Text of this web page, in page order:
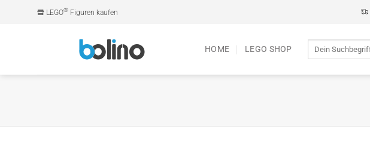
LEGO® Figuren kaufen
HOME LEGO SHOP
Suche